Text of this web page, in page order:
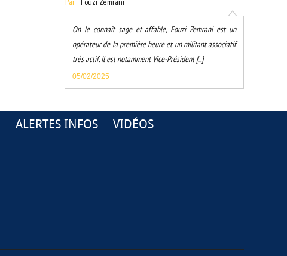
On le connaît sage et affable, Fouzi Zemrani est un
opérateur de la première heure et un militant associatif
très actif. Il est notamment Vice-Président [...]
05/02/2025
ALERTES INFOS VIDÉOS